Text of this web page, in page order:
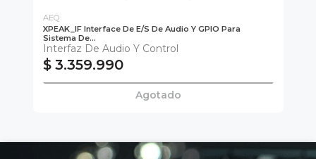
AEQ
XPEAK_IF Interface De E/S De Audio Y GPIO Para
Sistema De...
Interfaz De Audio Y Control
$ 3.359.990
Agotado